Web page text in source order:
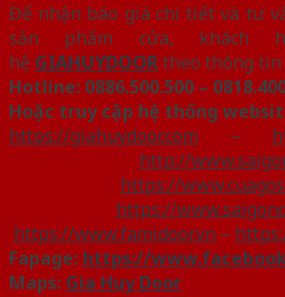
Để nhận báo giá chi tiết và tư
sản phẩm cửa, khách
hệ GIAHUYDOORtheo thông tin
Hotline: 0886.500.500 –
Hoặc truy cập hệ thống
https://giahuydoor.com –
http://
https://
https://
https://www.famidoor.vn –
Fapage: https://
Maps: Gia Huy Door